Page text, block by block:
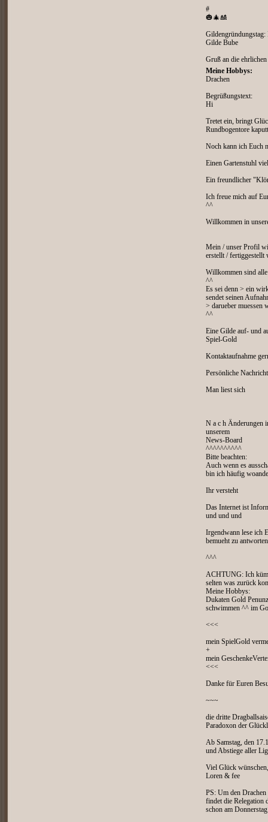
#
🎃🎄🎎
Gildengründungstag:
Gilde Bube
Gruß an die
Meine Hobbys:
Drachen
Begrüßungstext:
Hi
Tretet ein, bringt
Rundbogentore
Noch kann ich Euch
Einen Gartenstuhl
Ein freundlicher
Ich freue mich auf
^^
Willkommen in
Mein / unser Profil
erstellt / fertiggestellt
Willkommen sind
^^
Es sei denn > ein
sendet seinen
> darueber muessen
^^
Eine Gilde auf- und
Spiel-Gold
Kontaktaufnahme
Persönliche
Man liest sich
N a c h Änderungen
unserem
News-Board
^^^^^^^^^^
Bitte beachten:
Auch wenn es
bin ich häufig
Ihr versteht
Das Internet ist
und und und
Irgendwann lese ich
bemueht zu antworten
^^^
ACHTUNG: Ich
selten was zurück
Meine Hobbys:
Dukaten Gold
schwimmen ^^ im
<<<
mein SpielGold
+
mein
<<<
Danke für Euren
~~~
die dritte
Paradoxon der
Ab Samstag, den
und Abstiege aller
Viel Glück wünschen,
Loren & fee
PS: Um den
findet die Relegation
schon am